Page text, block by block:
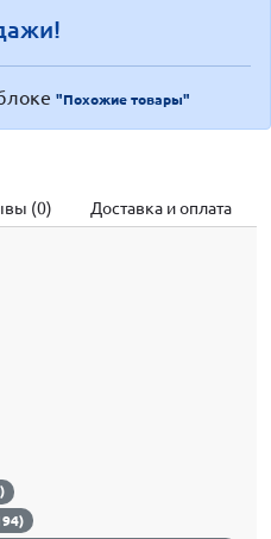
"Похожие товары"
(0) Доставка и оплата